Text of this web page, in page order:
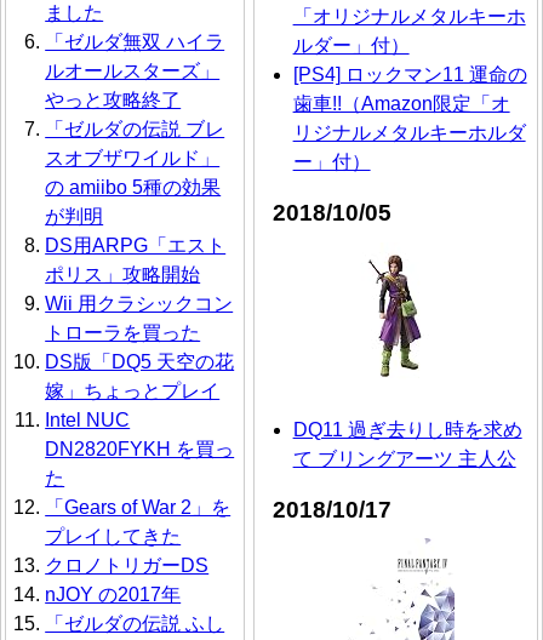
ました
「ゼルダ無双 ハイラ
ルオールスターズ」
やっと攻略終了
「ゼルダの伝説 ブレ
スオブザワイルド」
の amiibo 5種の効果
が判明
DS用ARPG「エスト
ポリス」攻略開始
Wii 用クラシックコン
トローラを買った
DS版「DQ5 天空の花
嫁」ちょっとプレイ
Intel NUC
DN2820FYKH を買っ
た
「Gears of War 2」を
プレイしてきた
クロノトリガーDS
nJOY の2017年
「ゼルダの伝説 ふし
「オリジナルメタルキーホ
ルダー」付）
[PS4] ロックマン11 運命の
歯車!!（Amazon限定「オ
リジナルメタルキーホルダ
ー」付）
2018/10/05
DQ11 過ぎ去りし時を求め
て ブリングアーツ 主人公
2018/10/17